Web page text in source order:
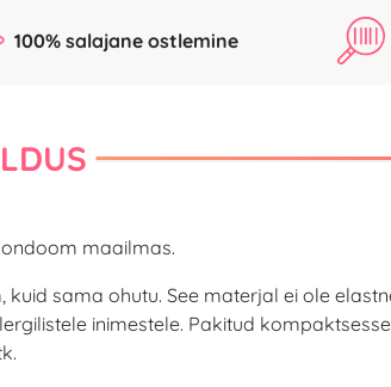
100% salajane ostlemine
maailmas.
kuid sama ohutu. See materjal ei ole
inimestele. Pakitud